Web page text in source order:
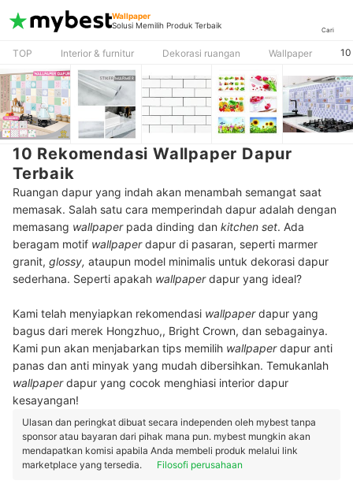
Wallpaper
Solusi Memilih Produk Terbaik
Cari
TOP Interior & furnitur Dekorasi ruangan Wallpaper
10 Rekomendasi Wallpaper Dapur
Terbaik
Ruangan dapur yang indah akan menambah semangat saat
memasak. Salah satu cara memperindah dapur adalah dengan
memasang wallpaperpada dinding dan kitchen set. Ada
beragam motif wallpaperdapur di pasaran, seperti marmer
granit, glossy, ataupun model minimalis untuk dekorasi dapur
sederhana. Seperti apakah wallpaperdapur yang ideal?
Kami telah menyiapkan rekomendasi wallpaperdapur yang
bagus dari merek Hongzhuo,, Bright Crown, dan sebagainya.
Kami pun akan menjabarkan tips memilih wallpaperdapur anti
panas dan anti minyak yang mudah dibersihkan. Temukanlah
wallpaperdapur yang cocok menghiasi interior dapur
kesayangan!
Ulasan dan peringkat dibuat secara independen oleh mybest tanpa
sponsor atau bayaran dari pihak mana pun. mybest mungkin akan
mendapatkan komisi apabila Anda membeli produk melalui link
marketplace yang tersedia.
Filosofi perusahaan